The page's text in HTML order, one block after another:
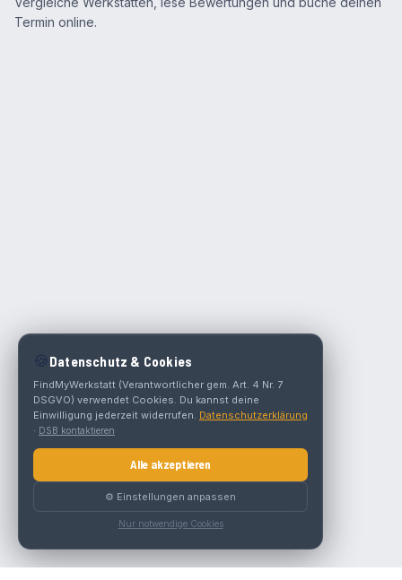
Termin online.
🍪 Datenschutz & Cookies
FindMyWerkstatt (Verantwortlicher gem. Art. 4 Nr. 7
DSGVO) verwendet Cookies. Du kannst deine
Einwilligung jederzeit widerrufen. Datenschutzerklärung
· DSB kontaktieren
Alle akzeptieren
⚙️ Einstellungen anpassen
Nur notwendige Cookies